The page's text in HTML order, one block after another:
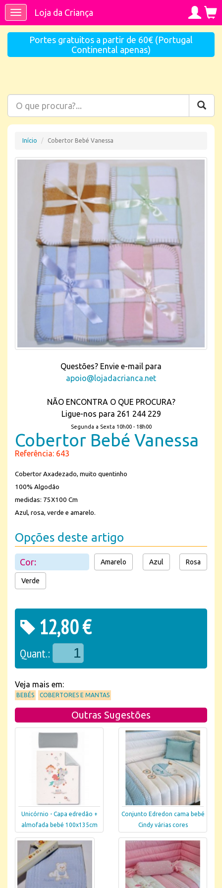
ToggleLoja da Criança
Portes gratuitos a partir de 60€ (Portugal
Continental apenas)
Início Cobertor Bebé Vanessa
Questões? Envie e-mail para
apoio@lojadacrianca.net
NÃO ENCONTRA O QUE PROCURA?
Ligue-nos para 261 244 229
Segunda a Sexta 10h00 - 18h00
Cobertor Bebé Vanessa
Referência: 643
Cobertor Axadezado, muito quentinho
100% Algodão
medidas: 75X100 Cm
Azul, rosa, verde e amarelo.
Opções deste artigo
Cor: Amarelo Azul Rosa
Verde
12,80 €
Quant.:
Veja mais em:
BEBÉS COBERTORES E MANTAS
Outras Sugestões
Unicórnio - Capa edredão +
almofada bebé 100x135cm
Conjunto Edredon cama bebé
Cindy várias cores